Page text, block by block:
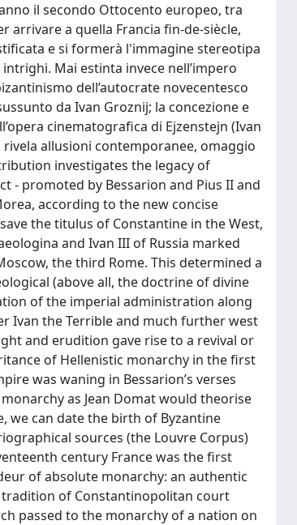
il secondo Ottocento europeo, tra
arrivare a quella Francia fin-de-siècle,
e si formerà l'immagine stereotipa
Mai estinta invece nell’impero
dell’autocrate novecentesco
da Ivan Groznij; la concezione e
cinematografica di Ejzenstejn (Ivan
allusioni contemporanee, omaggio
investigates the legacy of
- promoted by Bessarion and Pius II and
according to the new concise
the titulus of Constantine in the West,
and Ivan III of Russia marked
the third Rome. This determined a
(above all, the doctrine of divine
of the imperial administration along
Ivan the Terrible and much further west
and erudition gave rise to a revival or
of Hellenistic monarchy in the first
was waning in Bessarion’s verses
as Jean Domat would theorise
we can date the birth of Byzantine
sources (the Louvre Corpus)
century France was the first
of absolute monarchy: an authentic
of Constantinopolitan court
passed to the monarchy of a nation on